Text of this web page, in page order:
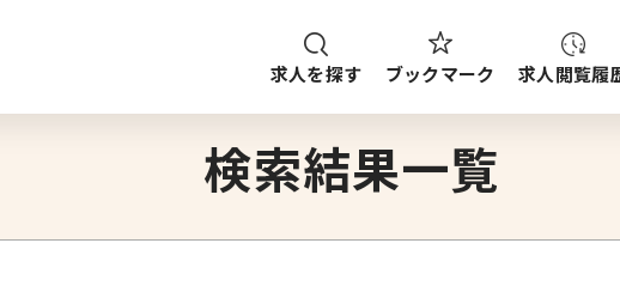
求人を探す ブックマーク 求人閲覧履
求人検索
職種
マップから探す
検索結果一覧